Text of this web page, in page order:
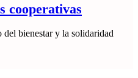
cooperativas
del bienestar y la solidaridad